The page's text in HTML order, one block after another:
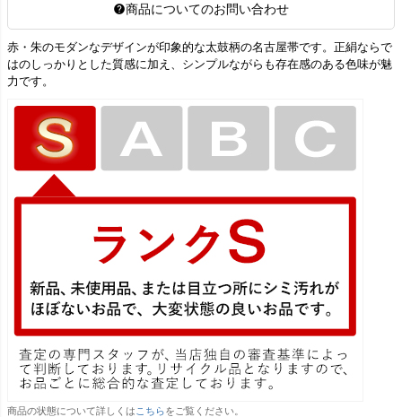
商品についてのお問い合わせ
赤・朱のモダンなデザインが印象的な太鼓柄の名古屋帯です。正絹ならで
はのしっかりとした質感に加え、シンプルながらも存在感のある色味が魅
力です。
商品の状態について詳しくは こちらをご覧ください。